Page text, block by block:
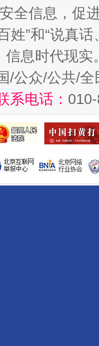
全信息，促
姓”和“说真
信息时代现实
/公众/公共/
系电话：